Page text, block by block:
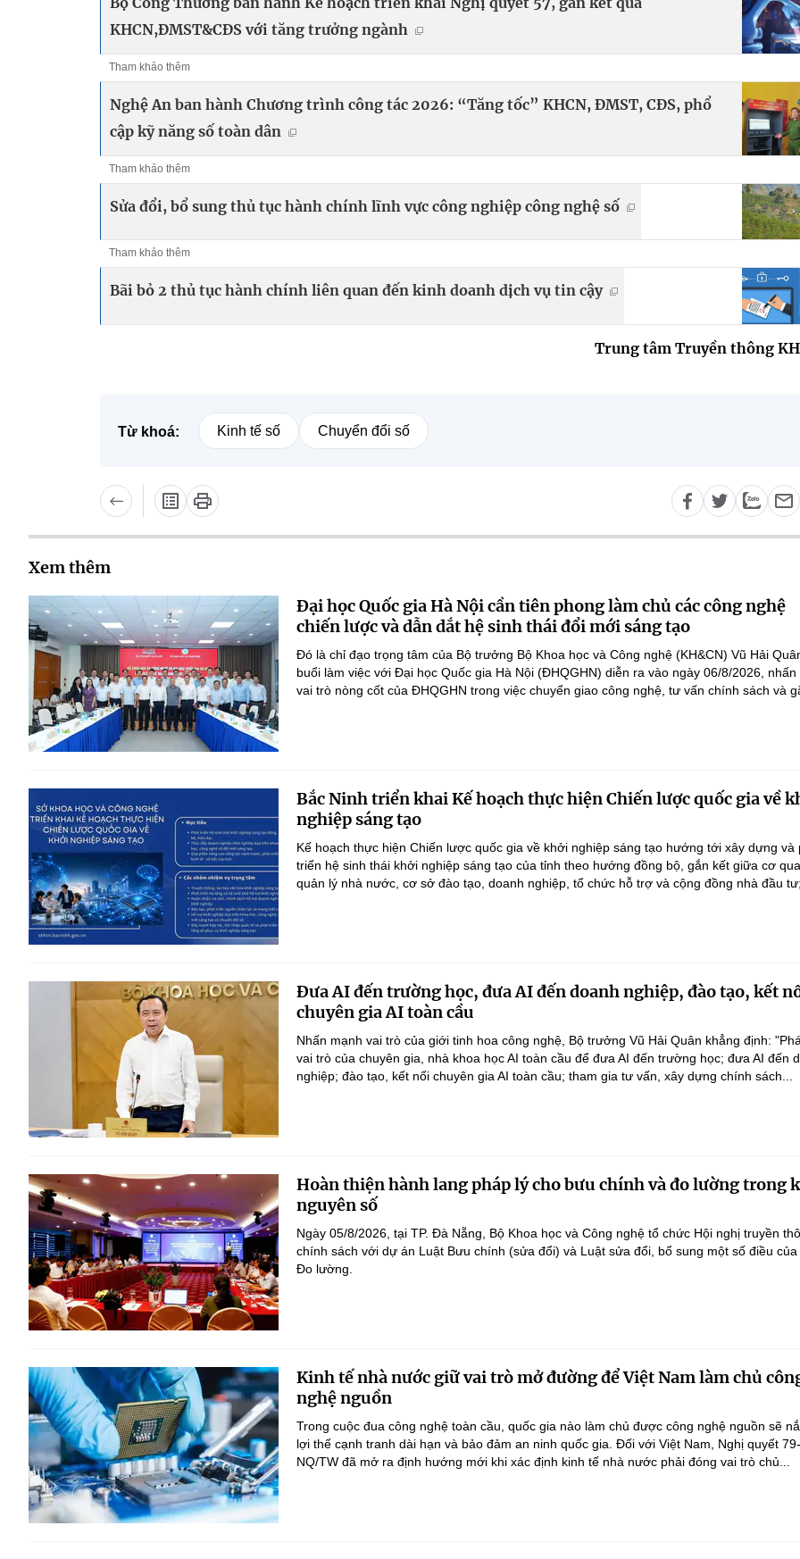
KHCN,ĐMST&CĐS với tăng trưởng ngành
Tham khảo thêm
Nghệ An ban hành Chương trình công tác 2026: “Tăng tốc” KHCN, ĐMST, CĐS, phổ
cập kỹ năng số toàn dân
Tham khảo thêm
Sửa đổi, bổ sung thủ tục hành chính lĩnh vực công nghiệp công nghệ số
Tham khảo thêm
Bãi bỏ 2 thủ tục hành chính liên quan đến kinh doanh dịch vụ tin cậy
Trung tâm Truyền thông
Từ khoá: Kinh tế số Chuyển đổi số
Xem thêm
Đại học Quốc gia Hà Nội cần tiên phong làm chủ các công nghệ
chiến lược và dẫn dắt hệ sinh thái đổi mới sáng tạo
Đó là chỉ đạo trọng tâm của Bộ trưởng Bộ Khoa học và Công nghệ (KH&CN) Vũ Hải
buổi làm việc với Đại học Quốc gia Hà Nội (ĐHQGHN) diễn ra vào ngày 06/8/2026, nhấn
vai trò nòng cốt của ĐHQGHN trong việc chuyển giao công nghệ, tư vấn chính sách và
Bắc Ninh triển khai Kế hoạch thực hiện Chiến lược quốc gia về
nghiệp sáng tạo
Kế hoạch thực hiện Chiến lược quốc gia về khởi nghiệp sáng tạo hướng tới xây dựng và
triển hệ sinh thái khởi nghiệp sáng tạo của tỉnh theo hướng đồng bộ, gắn kết giữa cơ
quản lý nhà nước, cơ sở đào tạo, doanh nghiệp, tổ chức hỗ trợ và cộng đồng nhà đầu
Đưa AI đến trường học, đưa AI đến doanh nghiệp, đào tạo, kết
chuyên gia AI toàn cầu
Nhấn mạnh vai trò của giới tinh hoa công nghệ, Bộ trưởng Vũ Hải Quân khẳng định:
vai trò của chuyên gia, nhà khoa học AI toàn cầu để đưa AI đến trường học; đưa AI đến
nghiệp; đào tạo, kết nối chuyên gia AI toàn cầu; tham gia tư vấn, xây dựng chính sách...
Hoàn thiện hành lang pháp lý cho bưu chính và đo lường trong
nguyên số
Ngày 05/8/2026, tại TP. Đà Nẵng, Bộ Khoa học và Công nghệ tổ chức Hội nghị truyền
chính sách với dự án Luật Bưu chính (sửa đổi) và Luật sửa đổi, bổ sung một số điều của
Đo lường.
Kinh tế nhà nước giữ vai trò mở đường để Việt Nam làm chủ
nghệ nguồn
Trong cuộc đua công nghệ toàn cầu, quốc gia nào làm chủ được công nghệ nguồn sẽ
lợi thế cạnh tranh dài hạn và bảo đảm an ninh quốc gia. Đối với Việt Nam, Nghị quyết 79-
NQ/TW đã mở ra định hướng mới khi xác định kinh tế nhà nước phải đóng vai trò chủ...